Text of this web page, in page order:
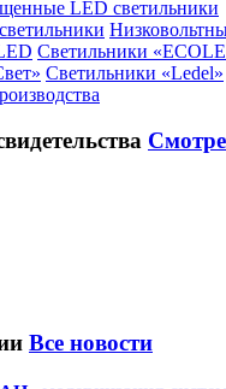
LED светильники
Светильники
Светильники «Ledel»
Все новости